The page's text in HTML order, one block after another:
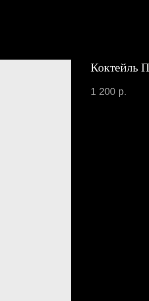
Коктейль
1 200 р.